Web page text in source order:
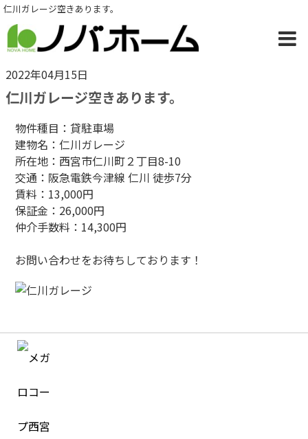
仁川ガレージ空きあります。
2022年04月15日
仁川ガレージ空きあります。
物件種目：貸駐車場
建物名：仁川ガレージ
所在地：西宮市仁川町２丁目8-10
交通：阪急電鉄今津線 仁川 徒歩7分
賃料：13,000円
保証金：26,000円
仲介手数料：14,300円
お問い合わせをお待ちしております！